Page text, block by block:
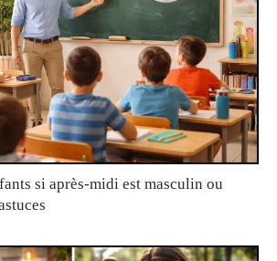
si après-midi est masculin ou